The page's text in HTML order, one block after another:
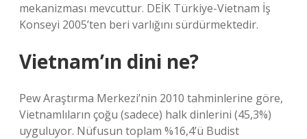
mekanizması mevcuttur. DEİK Türkiye-Vietnam İş
Konseyi 2005’ten beri varlığını sürdürmektedir.
Vietnam’ın dini ne?
Pew Araştırma Merkezi’nin 2010 tahminlerine göre,
Vietnamlıların çoğu (sadece) halk dinlerini (45,3%)
uyguluyor. Nüfusun toplam %16,4’ü Budist